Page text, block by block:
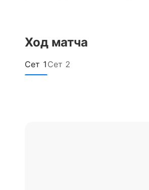
Ход матча
Сет 1 Сет 2